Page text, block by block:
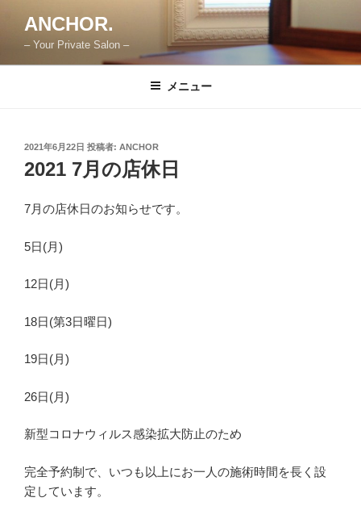
ン
ANCHOR.
– Your Private Salon –
メニュー
投
稿
日:
2021年6月22日 投稿者: ANCHOR
2021 7月の店休日
7月の店休日のお知らせです。
5日(月)
12日(月)
18日(第3日曜日)
19日(月)
26日(月)
新型コロナウィルス感染拡大防止のため
完全予約制で、いつも以上にお一人の施術時間を長く設
定しています。